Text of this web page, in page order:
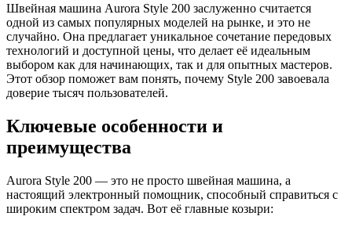
Швейная машина Aurora Style 200 заслуженно считается
одной из самых популярных моделей на рынке, и это не
случайно. Она предлагает уникальное сочетание передовых
технологий и доступной цены, что делает её идеальным
выбором как для начинающих, так и для опытных мастеров.
Этот обзор поможет вам понять, почему Style 200 завоевала
доверие тысяч пользователей.
Ключевые особенности и
преимущества
Aurora Style 200 — это не просто швейная машина, а
настоящий электронный помощник, способный справиться с
широким спектром задач. Вот её главные козыри: